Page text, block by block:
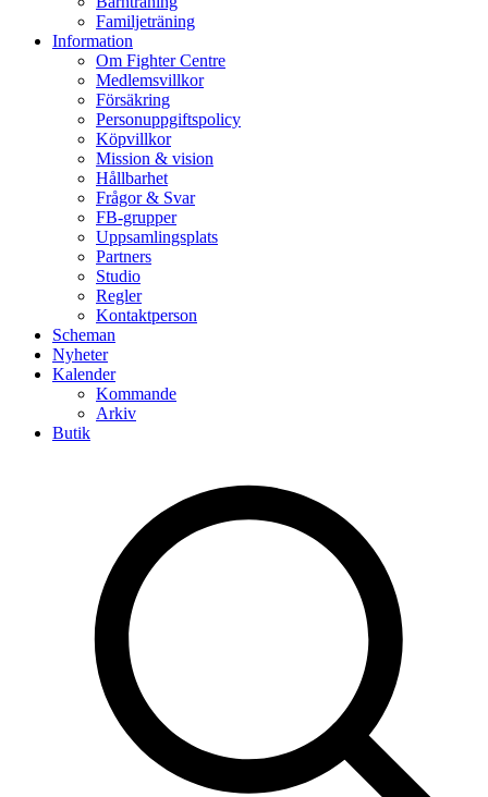
Familjeträning
Information
Om Fighter Centre
Medlemsvillkor
Försäkring
Personuppgiftspolicy
Köpvillkor
Mission & vision
Hållbarhet
Frågor & Svar
FB-grupper
Uppsamlingsplats
Partners
Studio
Regler
Kontaktperson
Scheman
Nyheter
Kalender
Kommande
Arkiv
Butik